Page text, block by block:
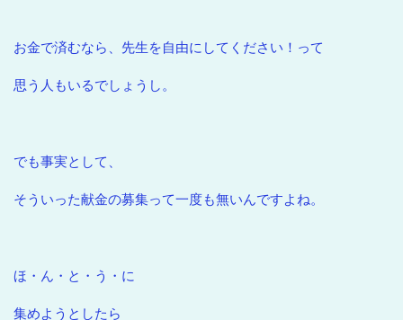
お金で済むなら、先生を自由にしてください！って
思う人もいるでしょうし。
でも事実として、
そういった献金の募集って一度も無いんですよね。
ほ・ん・と・う・に
集めようとしたら